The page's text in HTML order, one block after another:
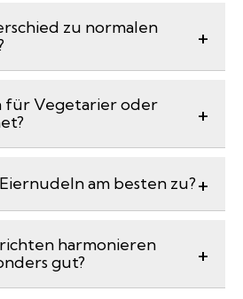
zu normalen
für Vegetarier oder
am besten zu?
harmonieren
gut?